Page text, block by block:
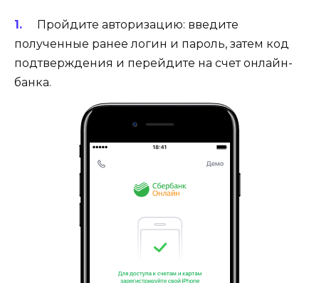
Пройдите авторизацию: введите
полученные ранее логин и пароль, затем код
подтверждения и перейдите на счет онлайн-
банка.